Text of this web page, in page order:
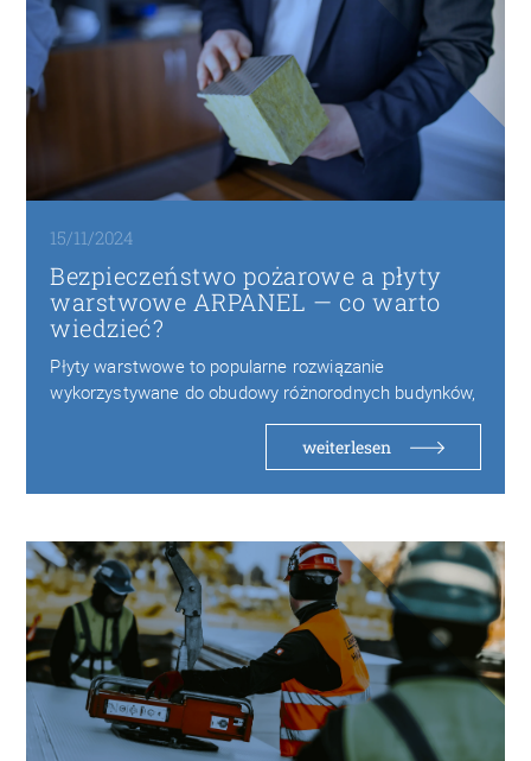
15/11/2024
Bezpieczeństwo pożarowe a płyty
warstwowe ARPANEL — co warto
wiedzieć?
Płyty warstwowe to popularne rozwiązanie
wykorzystywane do obudowy różnorodnych budynków,
od budowy hal przemysłowych po…
weiterlesen